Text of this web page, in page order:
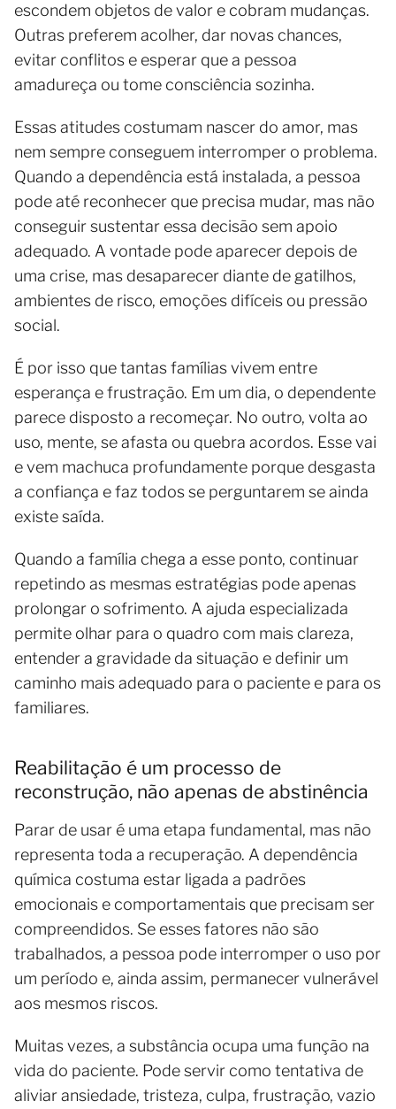
escondem objetos de valor e cobram mudanças.
Outras preferem acolher, dar novas chances,
evitar conflitos e esperar que a pessoa
amadureça ou tome consciência sozinha.
Essas atitudes costumam nascer do amor, mas
nem sempre conseguem interromper o problema.
Quando a dependência está instalada, a pessoa
pode até reconhecer que precisa mudar, mas não
conseguir sustentar essa decisão sem apoio
adequado. A vontade pode aparecer depois de
uma crise, mas desaparecer diante de gatilhos,
ambientes de risco, emoções difíceis ou pressão
social.
É por isso que tantas famílias vivem entre
esperança e frustração. Em um dia, o dependente
parece disposto a recomeçar. No outro, volta ao
uso, mente, se afasta ou quebra acordos. Esse vai
e vem machuca profundamente porque desgasta
a confiança e faz todos se perguntarem se ainda
existe saída.
Quando a família chega a esse ponto, continuar
repetindo as mesmas estratégias pode apenas
prolongar o sofrimento. A ajuda especializada
permite olhar para o quadro com mais clareza,
entender a gravidade da situação e definir um
caminho mais adequado para o paciente e para os
familiares.
Reabilitação é um processo de
reconstrução, não apenas de abstinência
Parar de usar é uma etapa fundamental, mas não
representa toda a recuperação. A dependência
química costuma estar ligada a padrões
emocionais e comportamentais que precisam ser
compreendidos. Se esses fatores não são
trabalhados, a pessoa pode interromper o uso por
um período e, ainda assim, permanecer vulnerável
aos mesmos riscos.
Muitas vezes, a substância ocupa uma função na
vida do paciente. Pode servir como tentativa de
aliviar ansiedade, tristeza, culpa, frustração, vazio